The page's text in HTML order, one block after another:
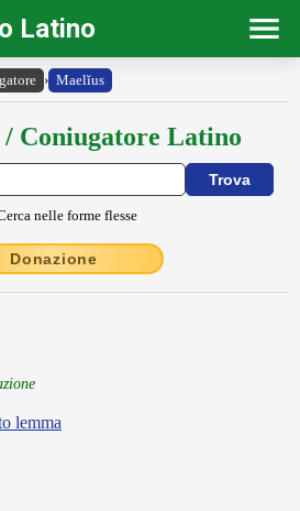
Latino
› Maelĭus
Coniugatore Latino
nelle forme flesse
Donazione
lemma